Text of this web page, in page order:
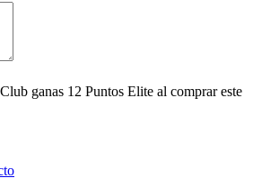
ganas 12 Puntos Elite al comprar este